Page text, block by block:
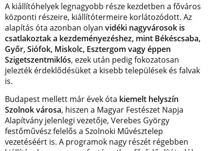
A kiállítóhelyek legnagyobb része kezdetben a főváros
központi részeire, kiállítótermeire korlátozódott. Az
alapítás óta azonban olyan vidéki nagyvárosok is
csatlakoztak a kezdeményezéshez, mint Békéscsaba,
Győr, Siófok, Miskolc, Esztergom vagy éppen
Szigetszentmiklós, ezek után pedig fokozatosan
jelezték érdeklődésüket a kisebb települések és falvak
is.
Budapest mellett már évek óta kiemelt helyszín
Szolnok városa, hiszen a Magyar Festészet Napja
Alapítvány jelenlegi vezetője, Verebes György
festőművész felelős a Szolnoki Művésztelep
vezetéséért is. A programok nagy részét régebben